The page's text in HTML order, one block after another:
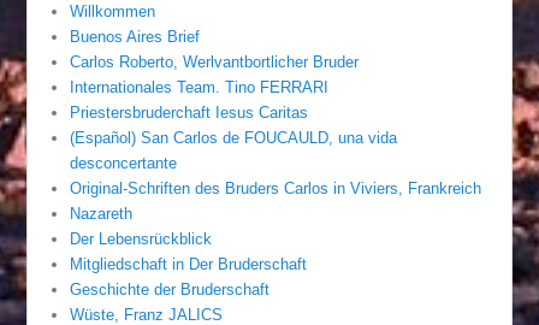
Willkommen
Buenos Aires Brief
Carlos Roberto, Werlvantbortlicher Bruder
Internationales Team. Tino FERRARI
Priestersbruderchaft Iesus Caritas
(Español) San Carlos de FOUCAULD, una vida
desconcertante
Original-Schriften des Bruders Carlos in Viviers, Frankreich
Nazareth
Der Lebensrückblick
Mitgliedschaft in Der Bruderschaft
Geschichte der Bruderschaft
Wüste, Franz JALICS